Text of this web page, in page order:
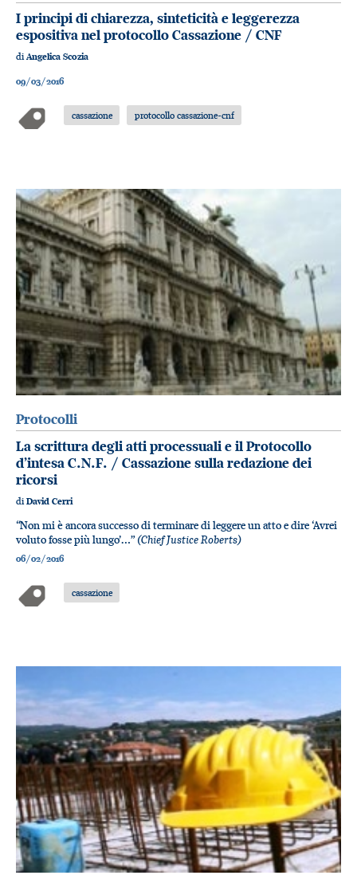
I principi di chiarezza, sinteticità e leggerezza
espositiva nel protocollo Cassazione / CNF
di Angelica Scozia
09/03/2016
cassazione protocollo cassazione-cnf
Protocolli
La scrittura degli atti processuali e il Protocollo
d’intesa C.N.F. / Cassazione sulla redazione dei
ricorsi
di David Cerri
“Non mi è ancora successo di terminare di leggere un atto e dire ‘Avrei
voluto fosse più lungo’…”(Chief Justice Roberts)
06/02/2016
cassazione